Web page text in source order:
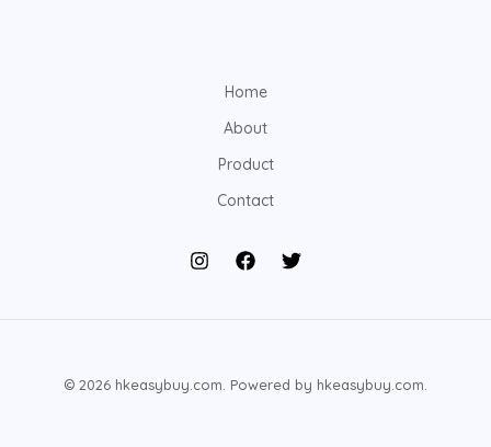
Home
About
Product
Contact
© 2026 hkeasybuy.com. Powered by hkeasybuy.com.